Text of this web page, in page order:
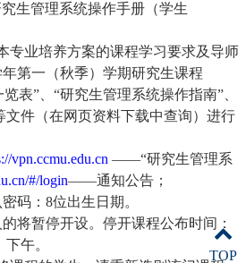
究生管理系统操作手册（学生
专业培养方案的课程学习要求及导师
年第一（秋季）学期研究生课程
表”、“研究生管理系统操作指南”、
文件（在网页资料下载中查询）进行
vpn.ccmu.edu.cn ——“研究生管理系
#/login——通知公告；
密码：8位出生日期。
的将暂停开设。停开课程公布时间：
午。
TOP